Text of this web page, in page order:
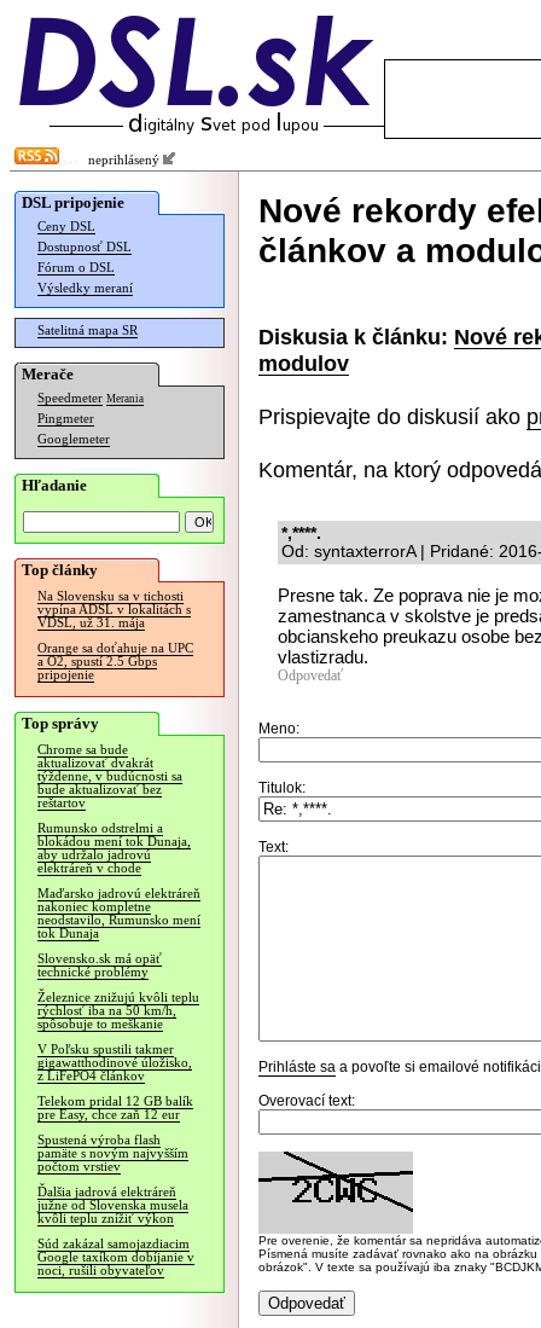
neprihlásený
DSL pripojenie
Ceny DSL
Dostupnosť DSL
Fórum o DSL
Výsledky meraní
Satelitná mapa SR
Merače
Speedmeter Merania
Pingmeter
Googlemeter
Hľadanie
Top články
Na Slovensku sa v tichosti
vypína ADSL v lokalitách s
VDSL, už 31. mája
Orange sa doťahuje na UPC
a O2, spustí 2.5 Gbps
pripojenie
Top správy
Chrome sa bude
aktualizovať dvakrát
týždenne, v budúcnosti sa
bude aktualizovať bez
reštartov
Rumunsko odstrelmi a
blokádou mení tok Dunaja,
aby udržalo jadrovú
elektráreň v chode
Maďarsko jadrovú elektráreň
nakoniec kompletne
neodstavilo, Rumunsko mení
tok Dunaja
Slovensko.sk má opäť
technické problémy
Železnice znižujú kvôli teplu
rýchlosť iba na 50 km/h,
spôsobuje to meškanie
V Poľsku spustili takmer
gigawatthodinové úložisko,
z LiFePO4 článkov
Telekom pridal 12 GB balík
pre Easy, chce zaň 12 eur
Spustená výroba flash
pamäte s novým najvyšším
počtom vrstiev
Ďalšia jadrová elektráreň
južne od Slovenska musela
kvôli teplu znížiť výkon
Súd zakázal samojazdiacim
Google taxíkom dobíjanie v
noci, rušili obyvateľov
Nové rekordy
článkov a
Diskusia k článku: Nové
modulov
Prispievajte do diskusií ako
Komentár, na ktorý
*,****.
Od: syntaxterrorA | Pridané:
Presne tak. Ze poprava nie je
zamestnanca v skolstve je
obcianskeho preukazu osobe
vlastizradu.
Odpovedať
Meno:
Titulok:
Text:
Prihláste sa a povoľte si emailové
Overovací text:
Pre overenie, že komentár sa nepridáva
Písmená musíte zadávať rovnako ako na
obrázok". V texte sa používajú iba znaky